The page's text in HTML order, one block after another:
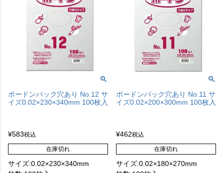
ボードンパック穴あり No.12 サ
イズ0.02×230×340mm 100枚入
¥583税込
在庫切れ
サイズ:0.02×230×340mm
ボードンパック穴あり No.11 サ
イズ0.02×200×300mm 100枚入
¥462税込
在庫切れ
サイズ:0.02×180×270mm